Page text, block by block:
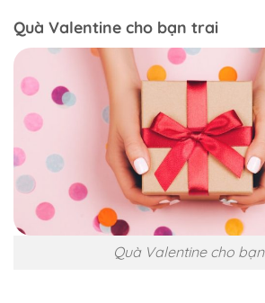
Quà Valentine cho bạn trai
Quà Valentine cho